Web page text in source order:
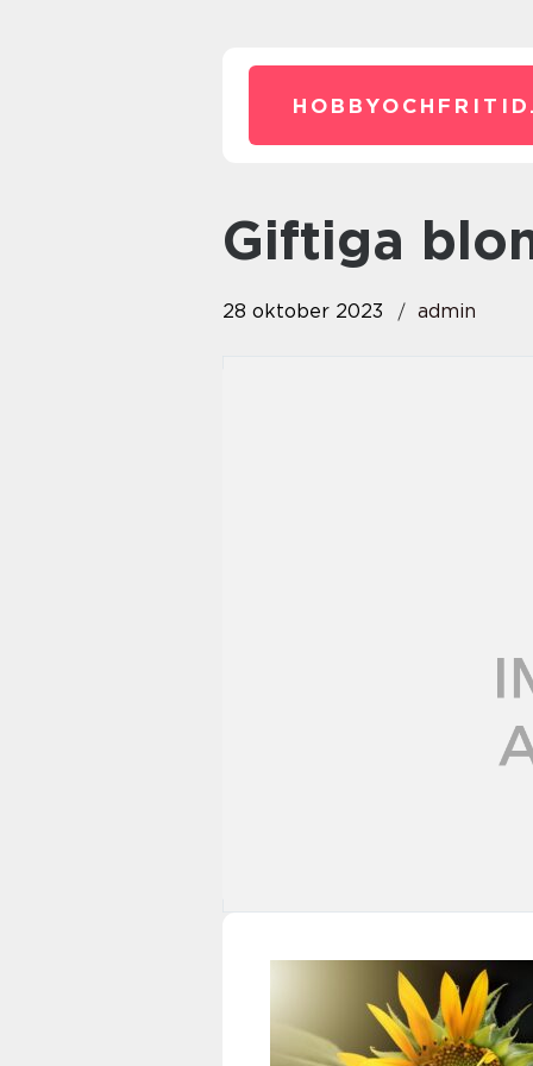
giftiga
28 oktober 2023 admin